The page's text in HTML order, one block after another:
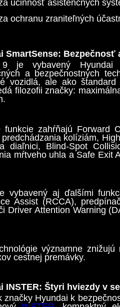
účinnosť asistenčných
ochranu zraniteľných
SmartSense: Bezpečnosť
je vybavený Hyundai
a bezpečnostných
vozidlá, ale ako
filozofii značky:
funkcie zahŕňajú Forward
kolíziám,
diaľnici, Blind-Spot
mŕtveho uhla a Safe Exit
vybavený aj ďalšími
Assist (RCCA),
Driver Attention Warning
významne
cestnej premávky.
INSTER: Štyri hviezdy v
značky Hyundai k